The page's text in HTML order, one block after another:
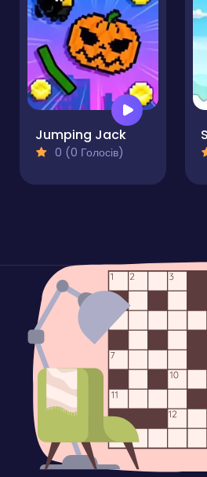
Jumping Jack
0 (0 Голосів)